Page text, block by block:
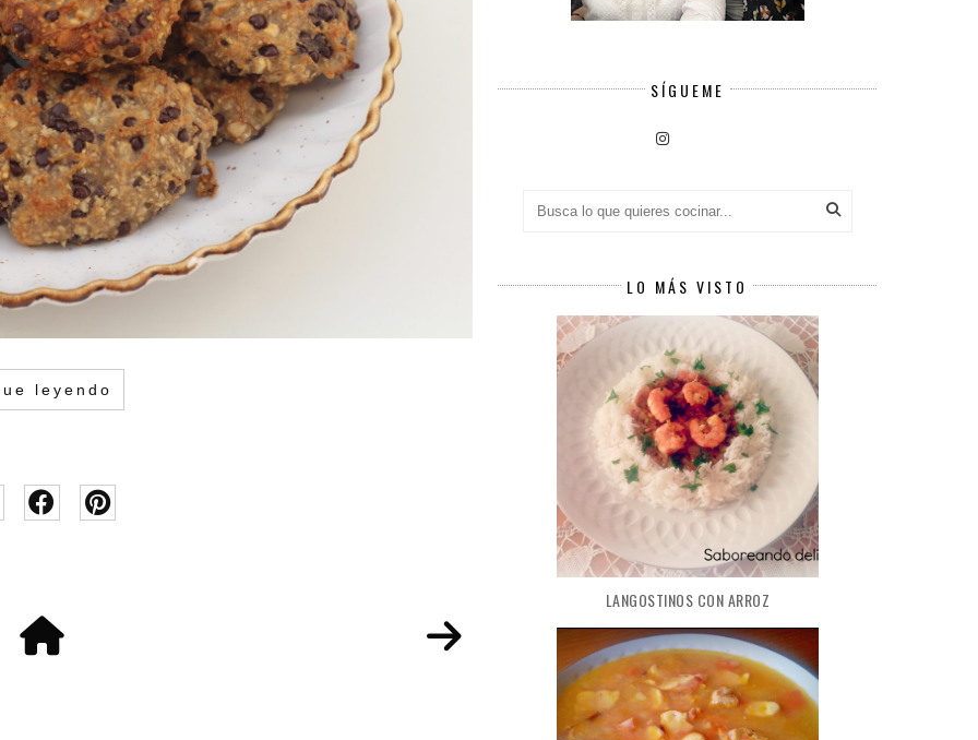
leyendo
SÍGUEME
LO MÁS VISTO
LANGOSTINOS CON ARROZ